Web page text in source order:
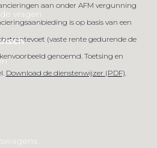
vragen
aan onder AFM vergunning
is op basis van een
(vaste rente gedurende de
genoemd. Toetsing en
Download de dienstenwijzer (PDF).